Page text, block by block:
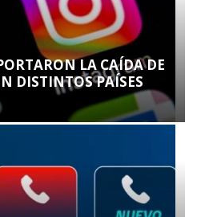
LA CAÍDA DE
DISTINTOS PAÍSES